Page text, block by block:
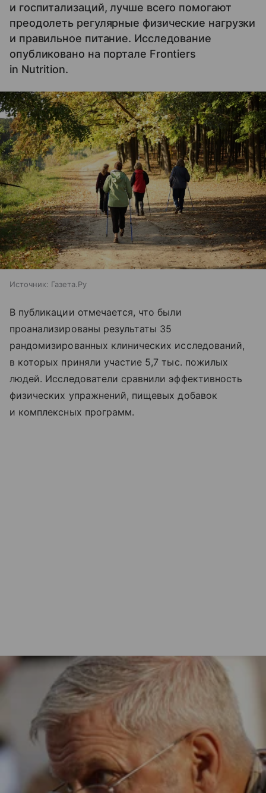
и госпитализаций, лучше всего помогают
преодолеть регулярные физические нагрузки
и правильное питание. Исследование
опубликовано на портале Frontiers
in Nutrition.
Источник: Газета.Ру
В публикации отмечается, что были
проанализированы результаты 35
рандомизированных клинических исследований,
в которых приняли участие 5,7 тыс. пожилых
людей. Исследователи сравнили эффективность
физических упражнений, пищевых добавок
и комплексных программ.